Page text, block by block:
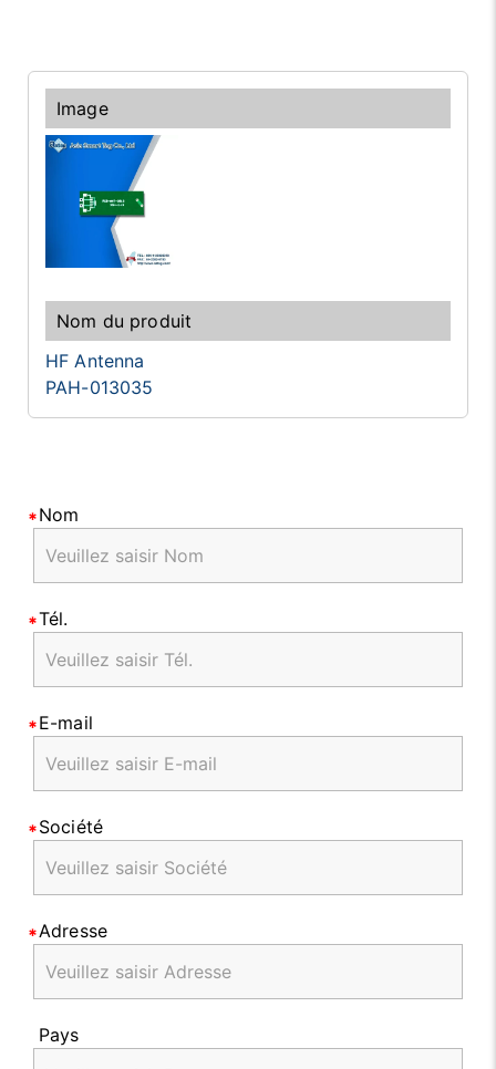
HF Antenna
PAH-013035
Nom
Tél.
E-mail
Société
Adresse
Pays